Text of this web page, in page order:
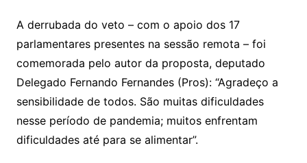
A derrubada do veto – com o apoio dos 17
parlamentares presentes na sessão remota – foi
comemorada pelo autor da proposta, deputado
Delegado Fernando Fernandes (Pros): “Agradeço a
sensibilidade de todos. São muitas dificuldades
nesse período de pandemia; muitos enfrentam
dificuldades até para se alimentar”.